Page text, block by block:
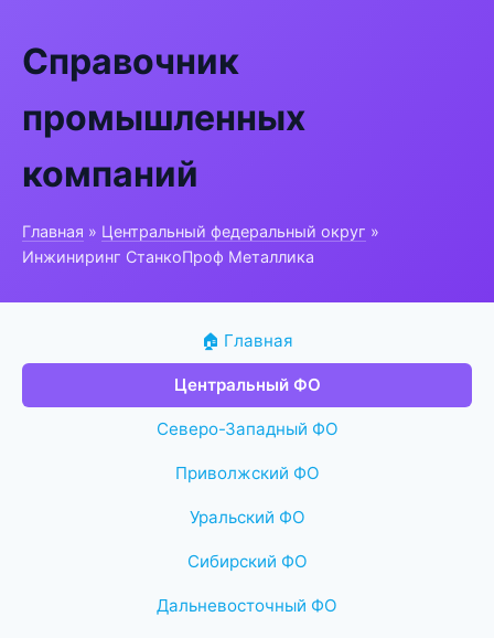
Справочник
промышленных
компаний
Главная » Центральный федеральный округ »
Инжиниринг СтанкоПроф Металлика
🏠 Главная
Центральный ФО
Северо-Западный ФО
Приволжский ФО
Уральский ФО
Сибирский ФО
Дальневосточный ФО